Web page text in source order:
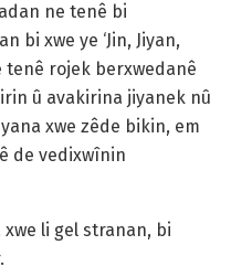
ne tenê bi
bi xwe ye ‘Jin, Jiyan,
tenê rojek berxwedanê
û avakirina jiyanek nû
xwe zêde bikin, em
de vedixwînin
li gel stranan, bi